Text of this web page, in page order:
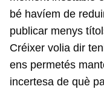
bé havíem de
publicar menys
Créixer volia dir
ens permetés
incertesa de què